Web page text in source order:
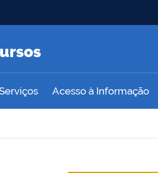
Acesso à Informação